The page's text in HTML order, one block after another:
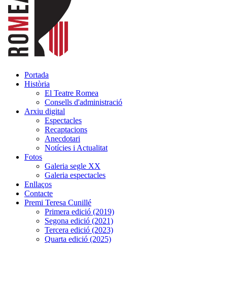
Portada
Història
El Teatre Romea
Consells d'administració
Arxiu digital
Espectacles
Recaptacions
Anecdotari
Notícies i Actualitat
Fotos
Galeria segle XX
Galeria espectacles
Enllaços
Contacte
Premi Teresa Cunillé
Primera edició (2019)
Segona edició (2021)
Tercera edició (2023)
Quarta edició (2025)